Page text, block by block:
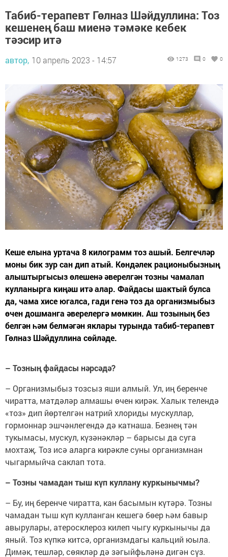
Табиб-терапевт Гөлназ Шәйдуллина: Тоз
кешенең баш миенә тәмәке кебек
тәэсир итә
автор, 10 апрель 2023 - 14:57 1273 0 0
Кеше елына уртача 8 килограмм тоз ашый. Белгечләр
моны бик зур сан дип атый. Көндәлек рационыбызның
алыштыргысыз өлешенә әверелгән тозны чамалап
кулланырга киңәш итә алар. Файдасы шактый булса
да, чама хисе югалса, гади генә тоз да организмыбыз
өчен дошманга әверелергә мөмкин. Аш тозының без
белгән һәм белмәгән яклары турында табиб-терапевт
Гөлназ Шәйдуллина сөйләде.
– Тозның файдасы нәрсәдә?
– Организмыбыз тозсыз яши алмый. Ул, иң беренче
чиратта, матдәләр алмашы өчен кирәк. Халык телендә
«тоз» дип йөртелгән натрий хлориды мускуллар,
гормоннар эшчәнлегендә дә катнаша. Безнең тән
тукымасы, мускул, күзәнәкләр – барысы да суга
мохтаҗ. Тоз исә аларга кирәкле суны организмнан
чыгармыйча саклап тота.
– Тозны чамадан тыш күп куллану куркынычмы?
– Бу, иң беренче чиратта, кан басымын күтәрә. Тозны
чамадан тыш күп кулланган кешегә бөер һәм бавыр
авырулары, атеросклероз килеп чыгу куркынычы да
яный. Тоз күпкә китсә, организмдагы кальций юыла.
Димәк, тешләр, сөякләр дә зәгыйфьләнә дигән сүз.